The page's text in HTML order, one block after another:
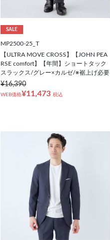
SALE
MP2500-25_T
【ULTRA MOVE CROSS】【JOHN PEA
RSE comfort】【年間】ショートタック
スラックス/グレー×カルゼ/※裾上げ必要
¥16,390
WEB価格¥11,473 税込